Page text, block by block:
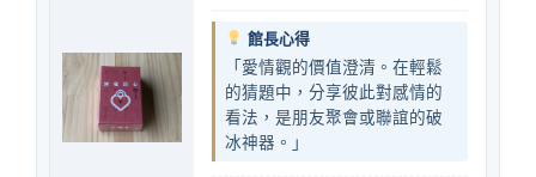
館長心得
「愛情觀的價值澄清。在輕鬆
的猜題中，分享彼此對感情的
看法，是朋友聚會或聯誼的破
冰神器。」